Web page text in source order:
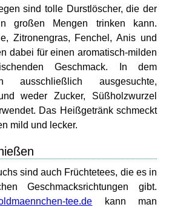
sind tolle Durstlöscher, die der
großen Mengen trinken kann.
Zitronengras, Fenchel, Anis und
dabei für einen aromatisch-milden
Geschmack. In dem
ausschließlich ausgesuchte,
weder Zucker, Süßholzwurzel
Das Heißgetränk schmeckt
mild und lecker.
sind auch Früchtetees, die es in
Geschmacksrichtungen gibt.
tee.de kann man